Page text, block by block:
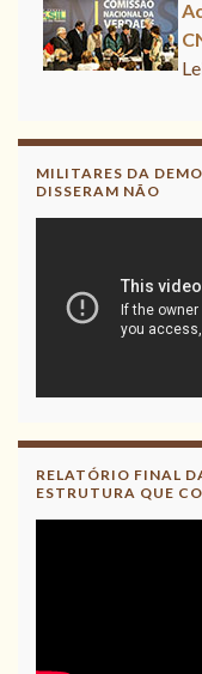
Leia, divulgue!
Leia, contribua !
MILITARES DA
DISSERAM NÃO
RELATÓRIO FINAL
ESTRUTURA QUE